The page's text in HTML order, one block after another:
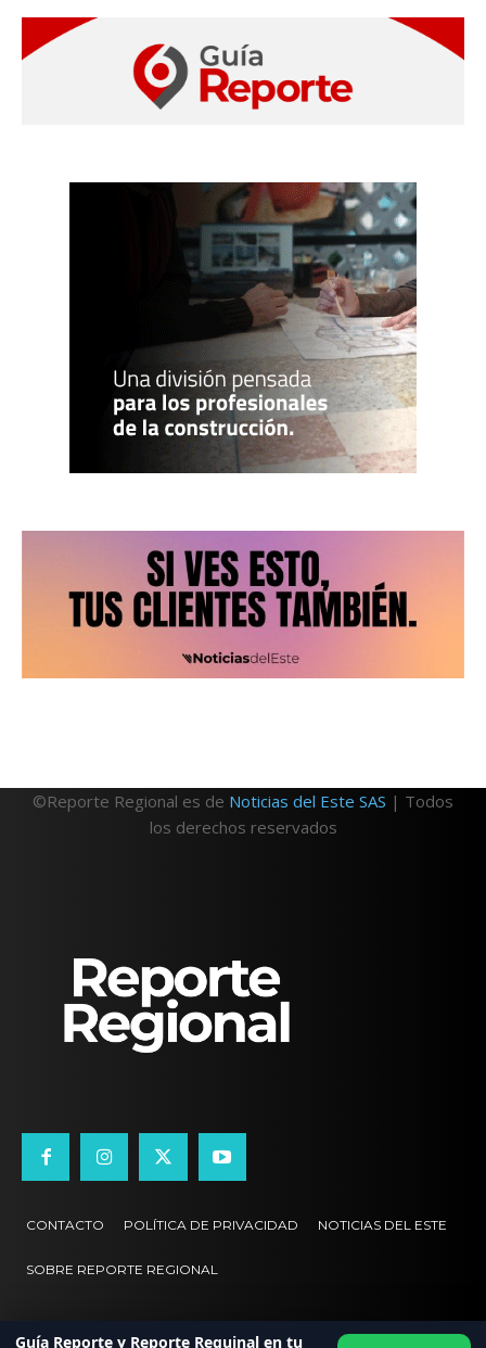
©Reporte Regional es de Noticias del Este SAS | Todos
los derechos reservados
CONTACTO POLÍTICA DE PRIVACIDAD NOTICIAS DEL ESTE
SOBRE REPORTE REGIONAL
Guía Reporte y Reporte Reguinal en tu